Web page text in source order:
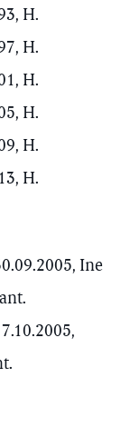
H.
H.
H.
H.
H.
H.
Ine